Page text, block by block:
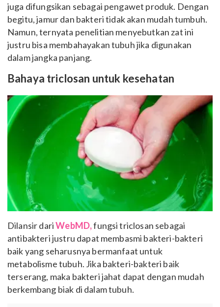
juga difungsikan sebagai pengawet produk. Dengan
begitu, jamur dan bakteri tidak akan mudah tumbuh.
Namun, ternyata penelitian menyebutkan zat ini
justru bisa membahayakan tubuh jika digunakan
dalam jangka panjang.
Bahaya triclosan untuk kesehatan
Dilansir dariWebMD,fungsi triclosan sebagai
antibakteri justru dapat membasmi bakteri-bakteri
baik yang seharusnya bermanfaat untuk
metabolisme tubuh. Jika bakteri-bakteri baik
terserang, maka bakteri jahat dapat dengan mudah
berkembang biak di dalam tubuh.